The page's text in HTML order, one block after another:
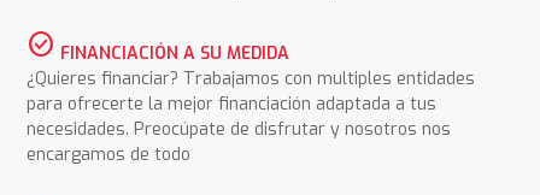
check_circle FINANCIACIÓN A SU MEDIDA
¿Quieres financiar? Trabajamos con multiples entidades
para ofrecerte la mejor financiación adaptada a tus
necesidades. Preocúpate de disfrutar y nosotros nos
encargamos de todo